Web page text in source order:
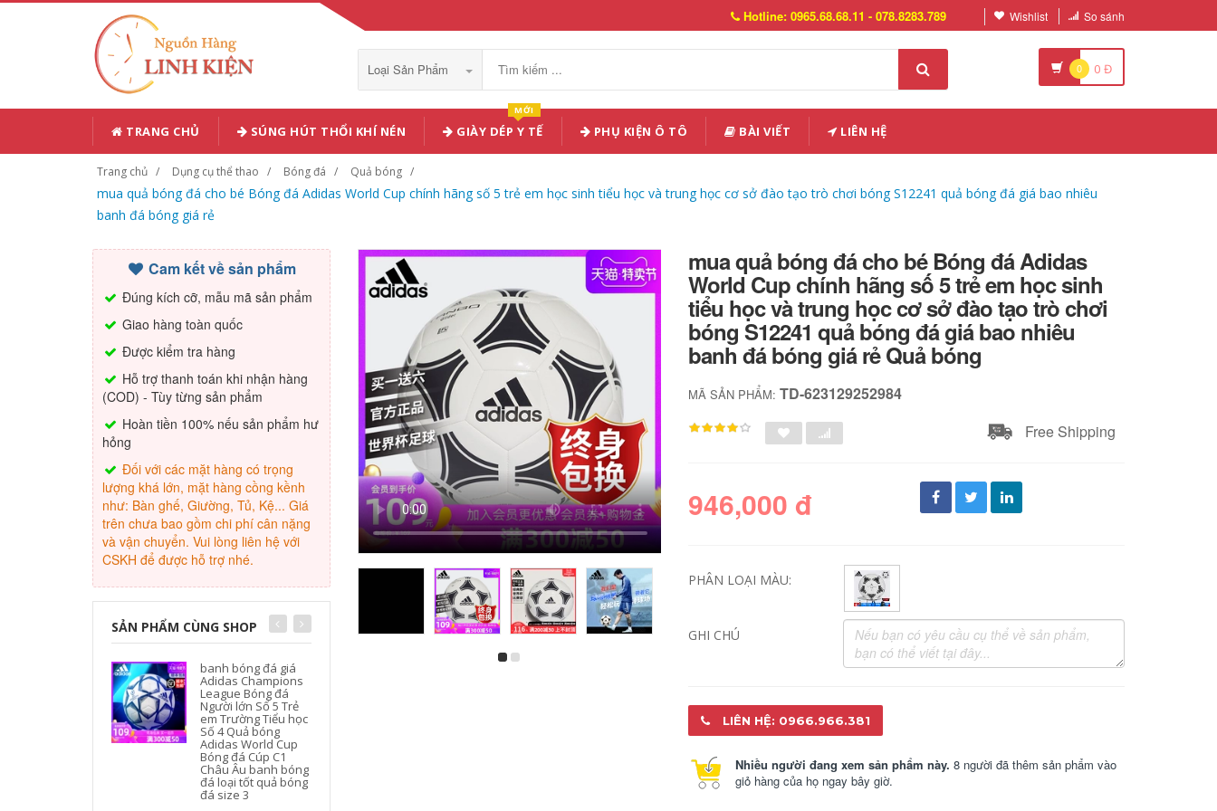
Hotline: 0965.68.68.11 - 078.8283.789 Wishlist So sánh
Loại Sản Phẩm 0 0 Đ
TRANG CHỦ SÚNG HÚT THỔI KHÍ NÉN GIÀY DÉP Y TẾ
MỚI
PHỤ KIỆN Ô TÔ BÀI VIẾT LIÊN HỆ
Trang chủ Dụng cụ thể thao Bóng đá Quả bóng
mua quả bóng đá cho bé Bóng đá Adidas World Cup chính hãng số 5 trẻ em học sinh tiểu học và trung học cơ sở đào tạo trò chơi bóng S12241 quả bóng đá giá bao nhiêu
banh đá bóng giá rẻ
Cam kết về sản phẩm
Đúng kích cỡ, mẫu mã sản phẩm
Giao hàng toàn quốc
Được kiểm tra hàng
Hỗ trợ thanh toán khi nhận hàng
(COD) - Tùy từng sản phẩm
Hoàn tiền 100% nếu sản phẩm hư
hỏng
Đối với các mặt hàng có trọng
lượng khá lớn, mặt hàng cồng kềnh
như: Bàn ghế, Giường, Tủ, Kệ... Giá
trên chưa bao gồm chi phí cân nặng
và vận chuyển. Vui lòng liên hệ với
CSKH để được hỗ trợ nhé.
SẢN PHẨM CÙNG SHOP
banh bóng đá giá
Adidas Champions
League Bóng đá
Người lớn Số 5 Trẻ
em Trường Tiểu học
Số 4 Quả bóng
Adidas World Cup
Bóng đá Cúp C1
Châu Âu banh bóng
đá loại tốt quả bóng
đá size 3
thể dục thể thao
nghiệp kỳ thi tuyển
chuyên nghiệp nữ
dụng thể thao nhảy
dây nhảy dây banh
mua quả bóng đá cho bé Bóng đá Adidas
World Cup chính hãng số 5 trẻ em học sinh
tiểu học và trung học cơ sở đào tạo trò chơi
bóng S12241 quả bóng đá giá bao nhiêu
banh đá bóng giá rẻ Quả bóng
MÃ SẢN PHẨM:TD-623129252984
Free Shipping
946,000 đ
PHÂN LOẠI MÀU:
GHI CHÚ
LIÊN HỆ: 0966.966.381
Nhiều người đang xem sản phẩm này. 8 người đã thêm sản phẩm vào
giỏ hàng của họ ngay bây giờ.